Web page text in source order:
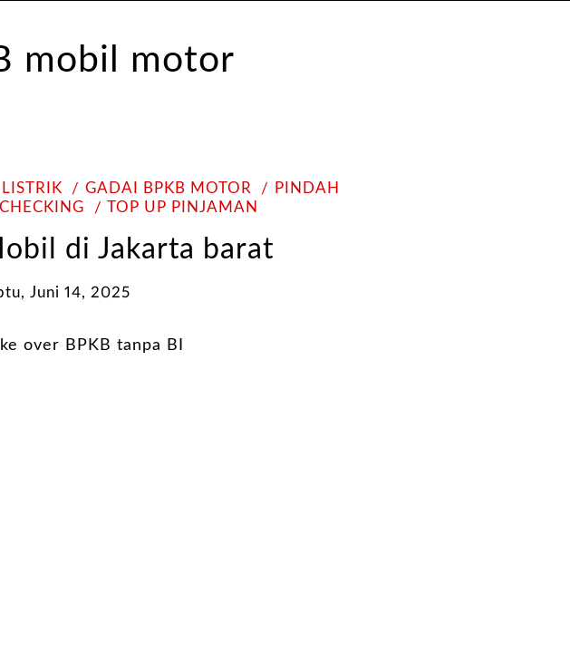
GADAI BPKB MOTOR
PINDAH
TOP UP PINJAMAN
di Jakarta barat
Juni 14, 2025